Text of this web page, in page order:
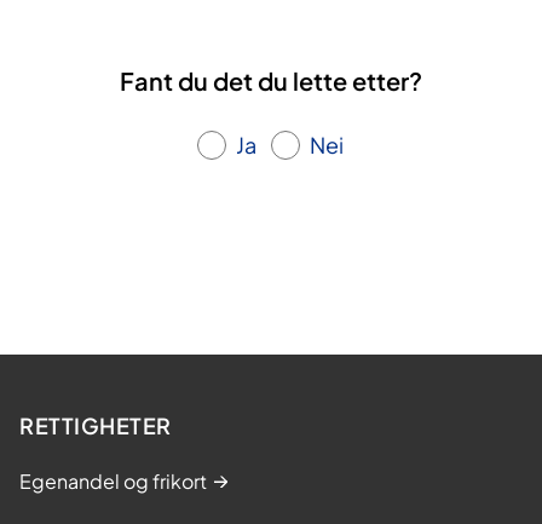
Fant du det du lette etter?
Ja Nei
RETTIGHETER
Egenandel og frikort